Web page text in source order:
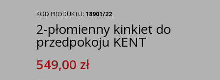
KOD PRODUKTU: 18901/22
2-płomienny kinkiet do
przedpokoju KENT
549,00 zł